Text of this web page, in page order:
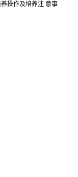
操作及培养注 意事